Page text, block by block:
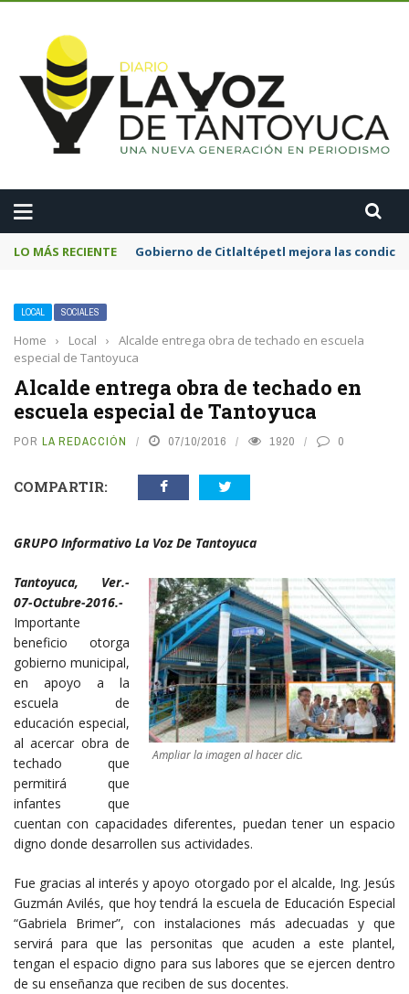
LO MÁS RECIENTE Gobierno de Citlaltépetl mejora las
LOCAL SOCIALES
Home › Local ›
Alcalde entrega obra de techado en escuela
especial de Tantoyuca
Alcalde entrega obra de techado en
escuela especial de Tantoyuca
POR LA REDACCIÓN 07/10/2016 1920 0
COMPARTIR:
GRUPO Informativo La Voz De Tantoyuca
Ampliar la imagen al hacer clic.
Tantoyuca, Ver.-
07-Octubre-2016.-
Importante
beneficio otorga
gobierno municipal,
en apoyo a la
escuela de
educación especial,
al acercar obra de
techado que
permitirá que
infantes que
cuentan con capacidades diferentes, puedan tener un espacio
digno donde desarrollen sus actividades.
Fue gracias al interés y apoyo otorgado por el alcalde, Ing. Jesús
Guzmán Avilés, que hoy tendrá la escuela de Educación Especial
“Gabriela Brimer”, con instalaciones más adecuadas y que
servirá para que las personitas que acuden a este plantel,
tengan el espacio digno para sus labores que se ejercen dentro
de su enseñanza que reciben de sus docentes.